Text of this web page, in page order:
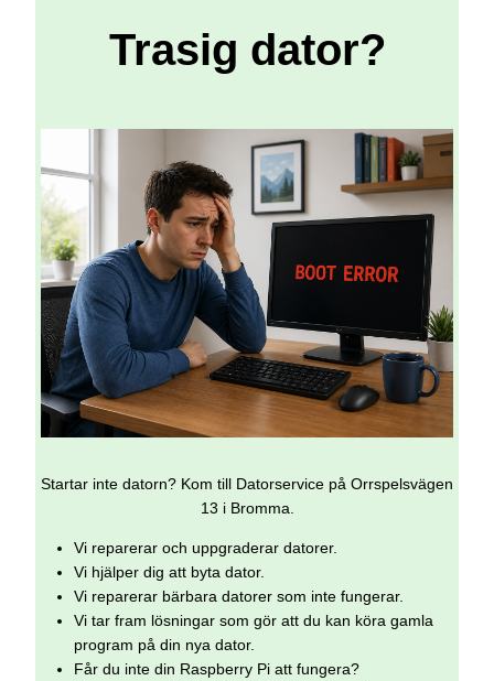
Trasig dator?
Startar inte datorn? Kom till Datorservice på Orrspelsvägen
13 i Bromma.
Vi reparerar och uppgraderar datorer.
Vi hjälper dig att byta dator.
Vi reparerar bärbara datorer som inte fungerar.
Vi tar fram lösningar som gör att du kan köra gamla
program på din nya dator.
Får du inte din Raspberry Pi att fungera?